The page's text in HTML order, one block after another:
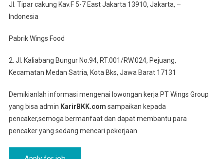
Jl. Tipar cakung Kav.F 5-7 East Jakarta 13910, Jakarta, –
Indonesia
Pabrik Wings Food
2. Jl. Kaliabang Bungur No.94, RT.001/RW.024, Pejuang,
Kecamatan Medan Satria, Kota Bks, Jawa Barat 17131
Demikianlah informasi mengenai lowongan kerja PT Wings Group
yang bisa admin KarirBKK.com sampaikan kepada
pencaker,semoga bermanfaat dan dapat membantu para
pencaker yang sedang mencari pekerjaan.